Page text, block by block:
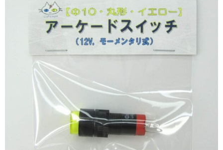
コネクタ端子
電源
スイッチ
アーケードスイッチ
リレー